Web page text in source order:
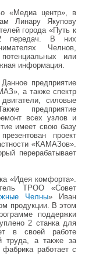
«Медиа центр», в
Линару Якупову
города «Путь к
передач. В них
Челнов,
или
информация.
предприятие
а также спектр
силовые
предприятие
всех узлов и
имеет свою базу
проект
«КАМАЗов».
перерабатывает
«Идея комфорта».
ТРОО «Совет
Челны» Иван
продукции. В этом
поддержки
2 станка для
в своей работе
труда, а также за
работает с